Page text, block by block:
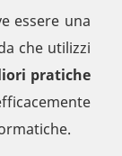
essere una
che utilizzi
pratiche